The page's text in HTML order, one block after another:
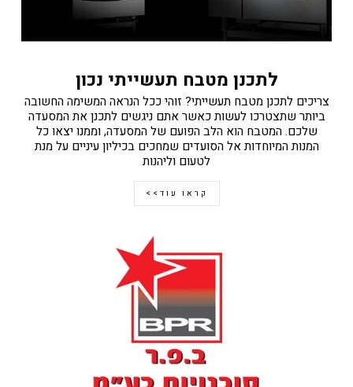
לתכנן מטבח תעשייתי נכון
צריכים לתכנן מטבח תעשייתי? זוהי ככל הנראה המשימה החשובה
ביותר שתצטרכו לעשות כאשר אתם ניגשים לתכנן את המסעדה
שלכם. המטבח הוא הלב הפועם של המסעדה, וממנו יצאו כל
המנות המיוחדות אל הסועדים שמחכים בכיליון עיניים על מנת
לטעום וליהנות
קראו עוד>>